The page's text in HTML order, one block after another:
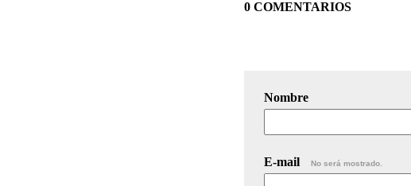
0 COMENTARIOS
Nombre
E-mail No será mostrado.